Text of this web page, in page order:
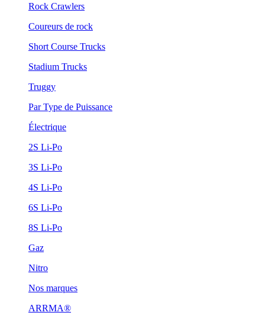
Rock Crawlers
Coureurs de rock
Short Course Trucks
Stadium Trucks
Truggy
Par Type de Puissance
Électrique
2S Li-Po
3S Li-Po
4S Li-Po
6S Li-Po
8S Li-Po
Gaz
Nitro
Nos marques
ARRMA®